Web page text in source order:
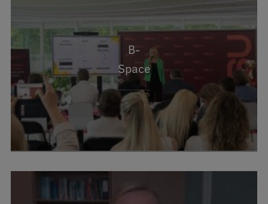
Studentu dzīve
Studiju norises vietas
Fakultātes
Mūsu cilvēki
Stratēģija
Struktūra
B-
Space